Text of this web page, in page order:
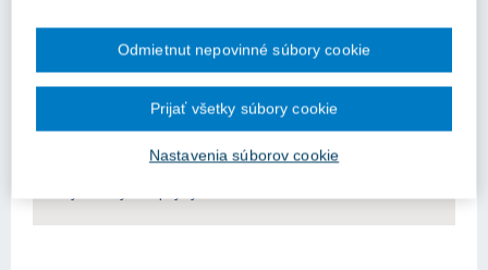
obstarávanie
Všeobecné metodické usmernenie č. 2/2026 prináša všeobecné
dynamického nákupného systému (DNS) v slovenskom verejnom
Nastavenia súborov cookie
Odmietnut nepovinné súbory cookie
Prijať všetky súbory cookie